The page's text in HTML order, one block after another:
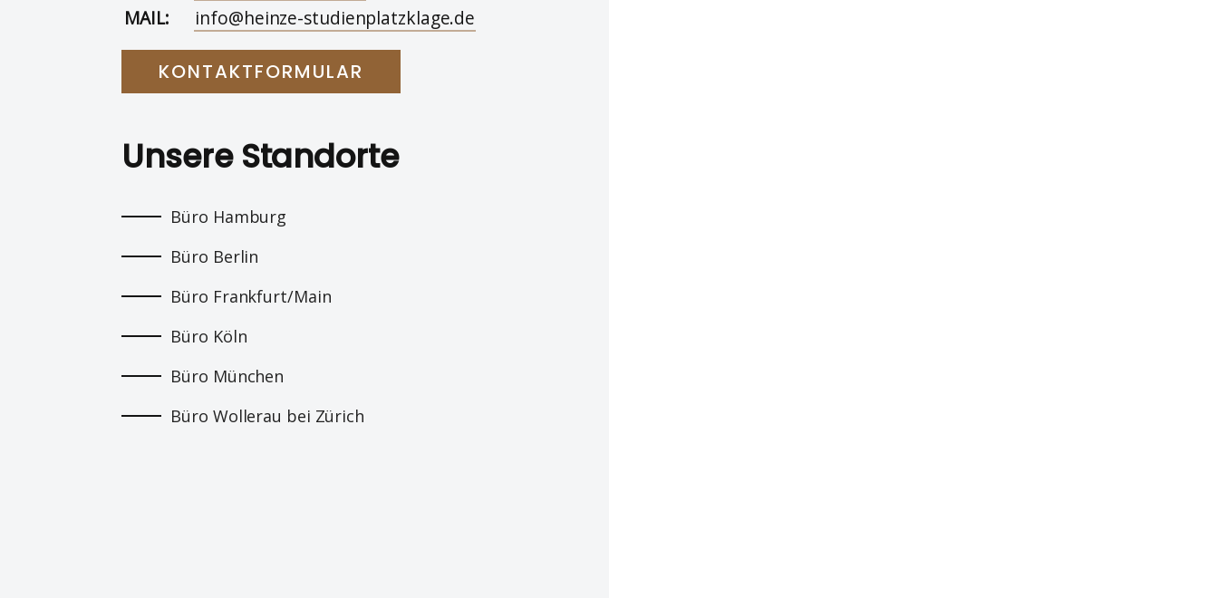
MAIL:
info@heinze-studienplatzklage.de
KONTAKTFORMULAR
Unsere Standorte
Büro Hamburg
Büro Berlin
Büro Frankfurt/Main
Büro Köln
Büro München
Büro Wollerau bei Zürich